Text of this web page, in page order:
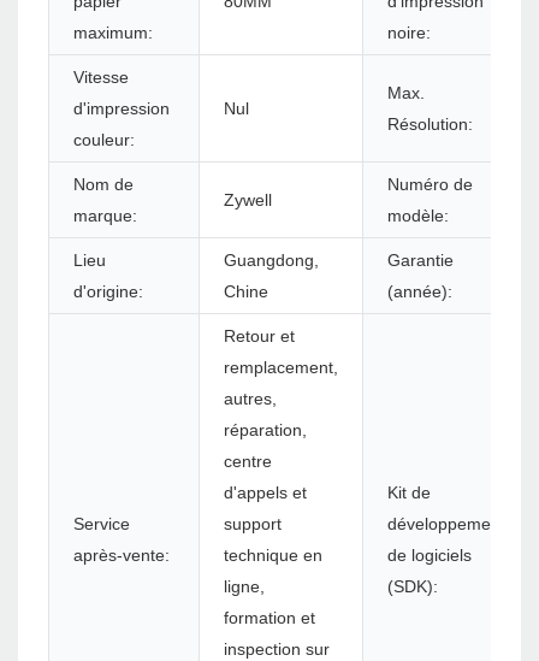
maximum:
noire:
Vitesse
d'impression
couleur:
Nul
Max.
Résolution:
Nom de
marque:
Zywell
Numéro de
modèle:
Lieu
d'origine:
Guangdong,
Chine
Garantie
(année):
Service
après-vente:
Retour et
remplacement,
autres,
réparation,
centre
d'appels et
support
technique en
ligne,
formation et
inspection sur
Kit de
développement
de logiciels
(SDK):